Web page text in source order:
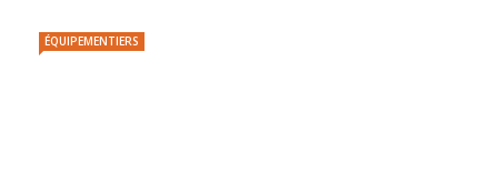
ÉQUIPEMENTIERS